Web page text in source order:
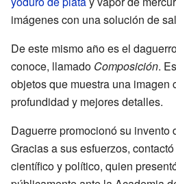
imágenes con una solución de
De este mismo año es el
conoce, llamado Composición.
objetos que muestra una imagen
profundidad y mejores detalles.
Daguerre promocionó su invento
Gracias a sus esfuerzos,
científico y político, quien